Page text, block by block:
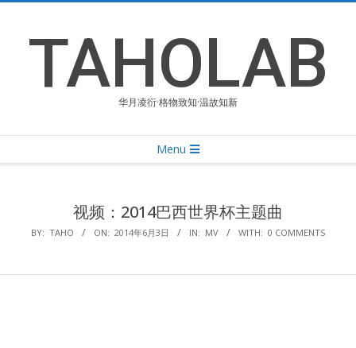
contentTAHOLAB
华月凌衍·格物致知·温故知新
Navigation
Menu
视频：2014巴西世界杯主题曲
BY: TAHO ON: 2014年6月3日 IN: MV WITH: 0 COMMENTS